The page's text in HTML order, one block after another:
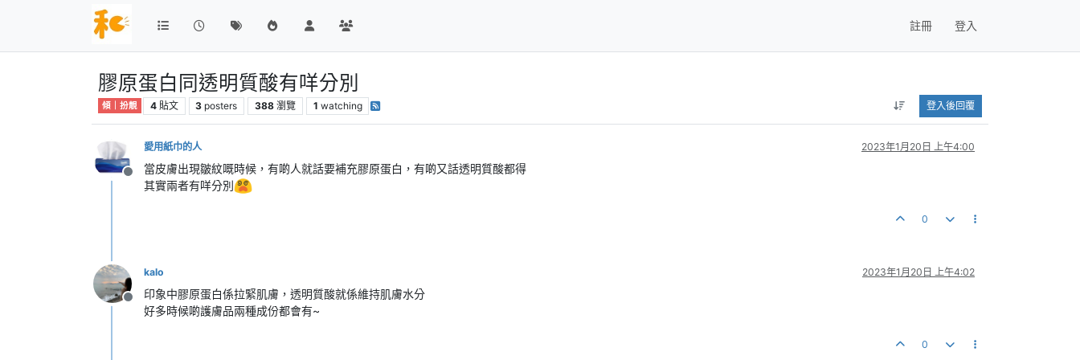
註冊 登入
膠原蛋白同透明質酸有咩分別
傾｜扮靚 4 貼文 3 posters 388 瀏覽 1 watching 登入後回覆
離線
愛用紙巾的人 2023年1月20日 上午4:00
當皮膚出現皺紋嘅時候，有啲人就話要補充膠原蛋白，有啲又話透明質酸都得
其實兩者有咩分別
0
離線
kalo 2023年1月20日 上午4:02
印象中膠原蛋白係拉緊肌膚，透明質酸就係維持肌膚水分
好多時候啲護膚品兩種成份都會有~
0